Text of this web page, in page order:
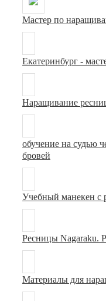
Мастер по
Екатеринбург -
Наращивание
обучение на судью
бровей
Учебный манекен с
Ресницы Nagaraku.
Материалы для